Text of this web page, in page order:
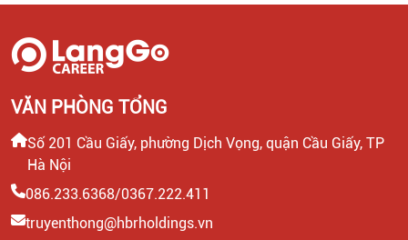
VĂN PHÒNG TỔNG
Số 201 Cầu Giấy, phường Dịch Vọng, quận Cầu Giấy, TP
Hà Nội
086.233.6368/0367.222.411
truyenthong@hbrholdings.vn